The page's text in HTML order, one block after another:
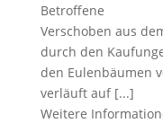
Betroffene
Verschoben aus
durch den
den Eulenbäumen
verläuft auf [...]
Weitere